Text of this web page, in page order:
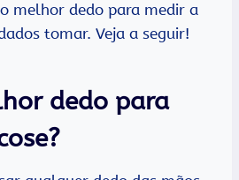
melhor dedo para medir a
tomar. Veja a seguir!
dedo para